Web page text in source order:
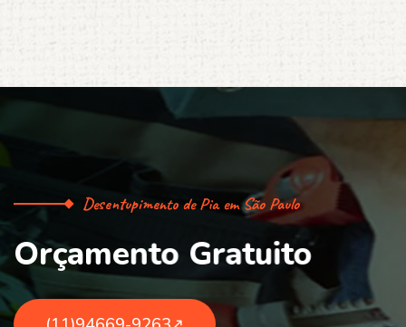
Desentupimento de Pia em São Paulo
Orçamento Gratuito